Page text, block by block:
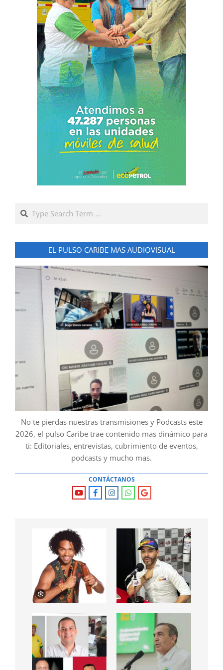
Search
EL PULSO CARIBE MAS AUDIOVISUAL
No te pierdas nuestras transmisiones y Podcasts este
2026, el pulso Caribe trae contenido mas dinámico para
ti: Editoriales, entrevistas, cubrimiento de eventos,
podcasts y mucho mas.
CONTÁCTANOS